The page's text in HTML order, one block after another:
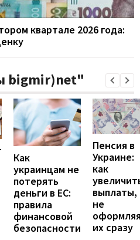
квартале 2026 года:
bigmir)net"
Как
украинцам не
потерять
деньги в ЕС:
правила
финансовой
безопасности
Пенсия в
Украине:
как
выплаты,
не
их сразу